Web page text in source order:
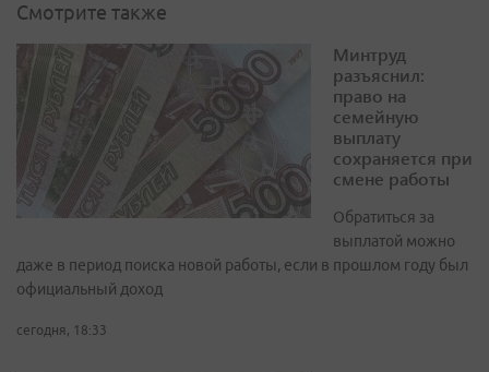
Смотрите также
Минтруд
разъяснил:
право на
семейную
выплату
сохраняется при
смене работы
Обратиться за
выплатой можно
даже в период поиска новой работы, если в прошлом году был
официальный доход
сегодня, 18:33